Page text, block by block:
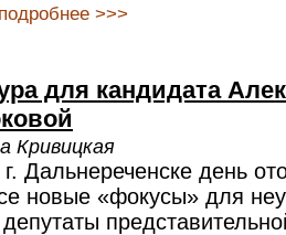
подробнее >>>
для кандидата
Кривицкая
Дальнереченске день
новые «фокусы» для